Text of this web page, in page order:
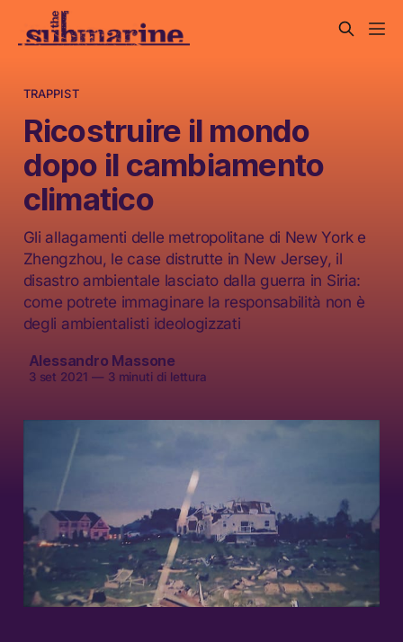
TRAPPIST
Ricostruire il mondo
dopo il cambiamento
climatico
Gli allagamenti delle metropolitane di New York e
Zhengzhou, le case distrutte in New Jersey, il
disastro ambientale lasciato dalla guerra in Siria:
come potrete immaginare la responsabilità non è
degli ambientalisti ideologizzati
Alessandro Massone
3 set 2021 — 3 minuti di lettura